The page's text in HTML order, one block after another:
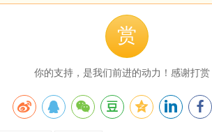
赏
你的支持，是我们前进的动力！感谢打赏